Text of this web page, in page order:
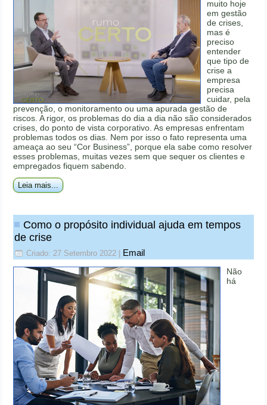
muito hoje
em gestão
de crises,
mas é
preciso
entender
que tipo de
crise a
empresa
precisa
cuidar, pela
prevenção, o monitoramento ou uma apurada gestão de
riscos. A rigor, os problemas do dia a dia não são considerados
crises, do ponto de vista corporativo. As empresas enfrentam
problemas todos os dias. Nem por isso o fato representa uma
ameaça ao seu “Cor Business”, porque ela sabe como resolver
esses problemas, muitas vezes sem que sequer os clientes e
empregados fiquem sabendo.
Leia mais...
Como o propósito individual ajuda em tempos
de crise
Criado: 27 Setembro 2022 Email
Não
há